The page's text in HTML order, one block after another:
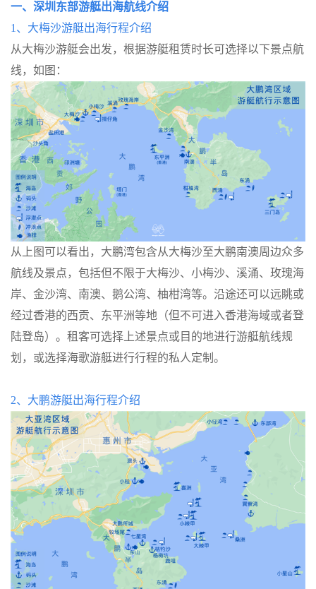
一、 深圳东部游艇出海航线介绍
1、 大梅沙游艇出海行程介绍
从大梅沙游艇会出发，根据游艇租赁时长可选择以下景点航
线，如图：
从上图可以看出，大鹏湾包含从大梅沙至大鹏南澳周边众多
航线及景点，包括但不限于大梅沙、小梅沙、溪涌、玫瑰海
岸、金沙湾、南澳、鹅公湾、柚柑湾等。沿途还可以远眺或
经过香港的西贡、东平洲等地（但不可进入香港海域或者登
陆登岛）。租客可选择上述景点或目的地进行游艇航线规
划，或选择海歌游艇进行行程的私人定制。
2、 大鹏游艇出海行程介绍